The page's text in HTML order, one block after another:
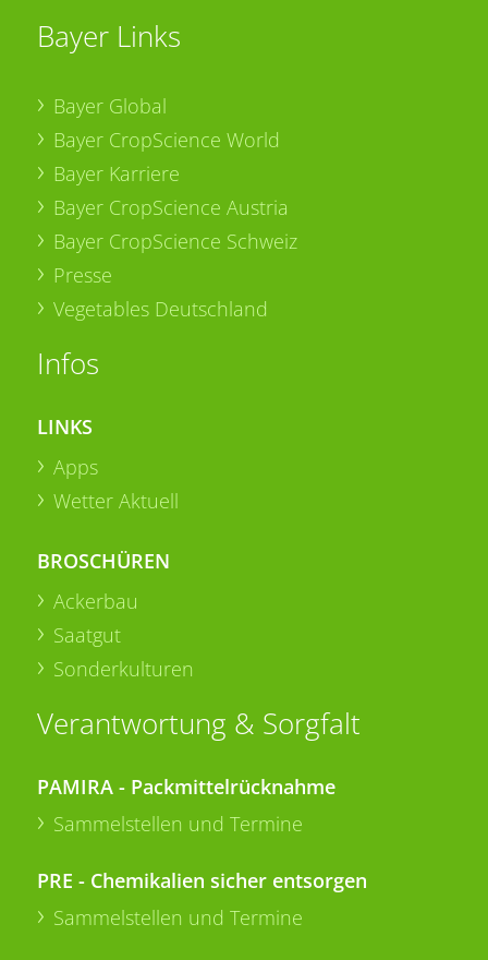
Bayer Links
Bayer Global
Bayer CropScience World
Bayer Karriere
Bayer CropScience Austria
Bayer CropScience Schweiz
Presse
Vegetables Deutschland
Infos
LINKS
Apps
Wetter Aktuell
BROSCHÜREN
Ackerbau
Saatgut
Sonderkulturen
Verantwortung & Sorgfalt
PAMIRA - Packmittelrücknahme
Sammelstellen und Termine
PRE - Chemikalien sicher entsorgen
Sammelstellen und Termine